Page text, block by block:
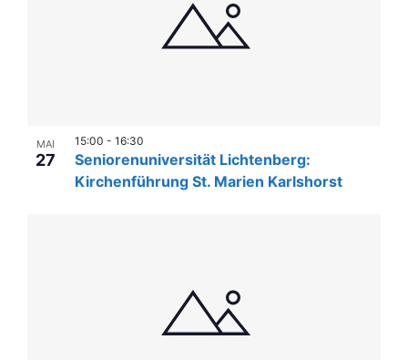
MAI
27
Seniorenuniversität Lichtenberg:
Kirchenführung St. Marien Karlshorst
15:00 - 16:30